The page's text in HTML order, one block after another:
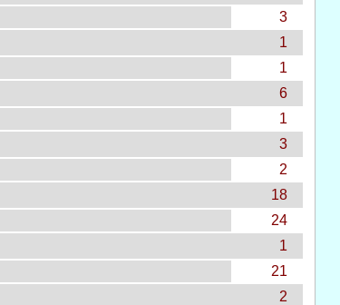
3
1
1
6
1
3
2
18
24
1
21
2